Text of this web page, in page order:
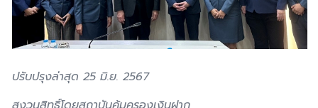
ปรับปรุงล่าสุด 25 มิ.ย. 2567